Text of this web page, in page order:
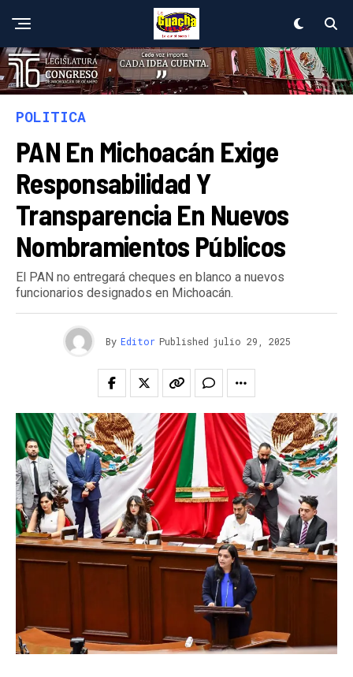
POLITICA
PAN En Michoacán Exige
Responsabilidad Y
Transparencia En Nuevos
Nombramientos Públicos
El PAN no entregará cheques en blanco a nuevos
funcionarios designados en Michoacán.
By Editor Published julio 29, 2025